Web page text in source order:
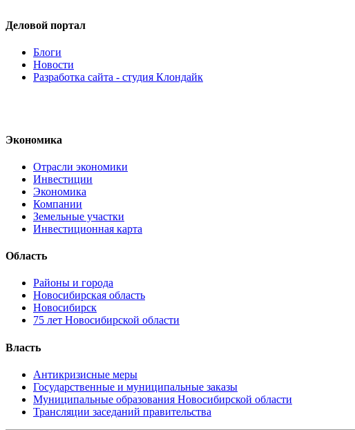
Деловой портал
Блоги
Новости
Разработка сайта - студия Клондайк
Экономика
Отрасли экономики
Инвестиции
Экономика
Компании
Земельные участки
Инвестиционная карта
Область
Районы и города
Новосибирская область
Новосибирск
75 лет Новосибирской области
Власть
Антикризисные меры
Государственные и муниципальные заказы
Муниципальные образования Новосибирской области
Трансляции заседаний правительства